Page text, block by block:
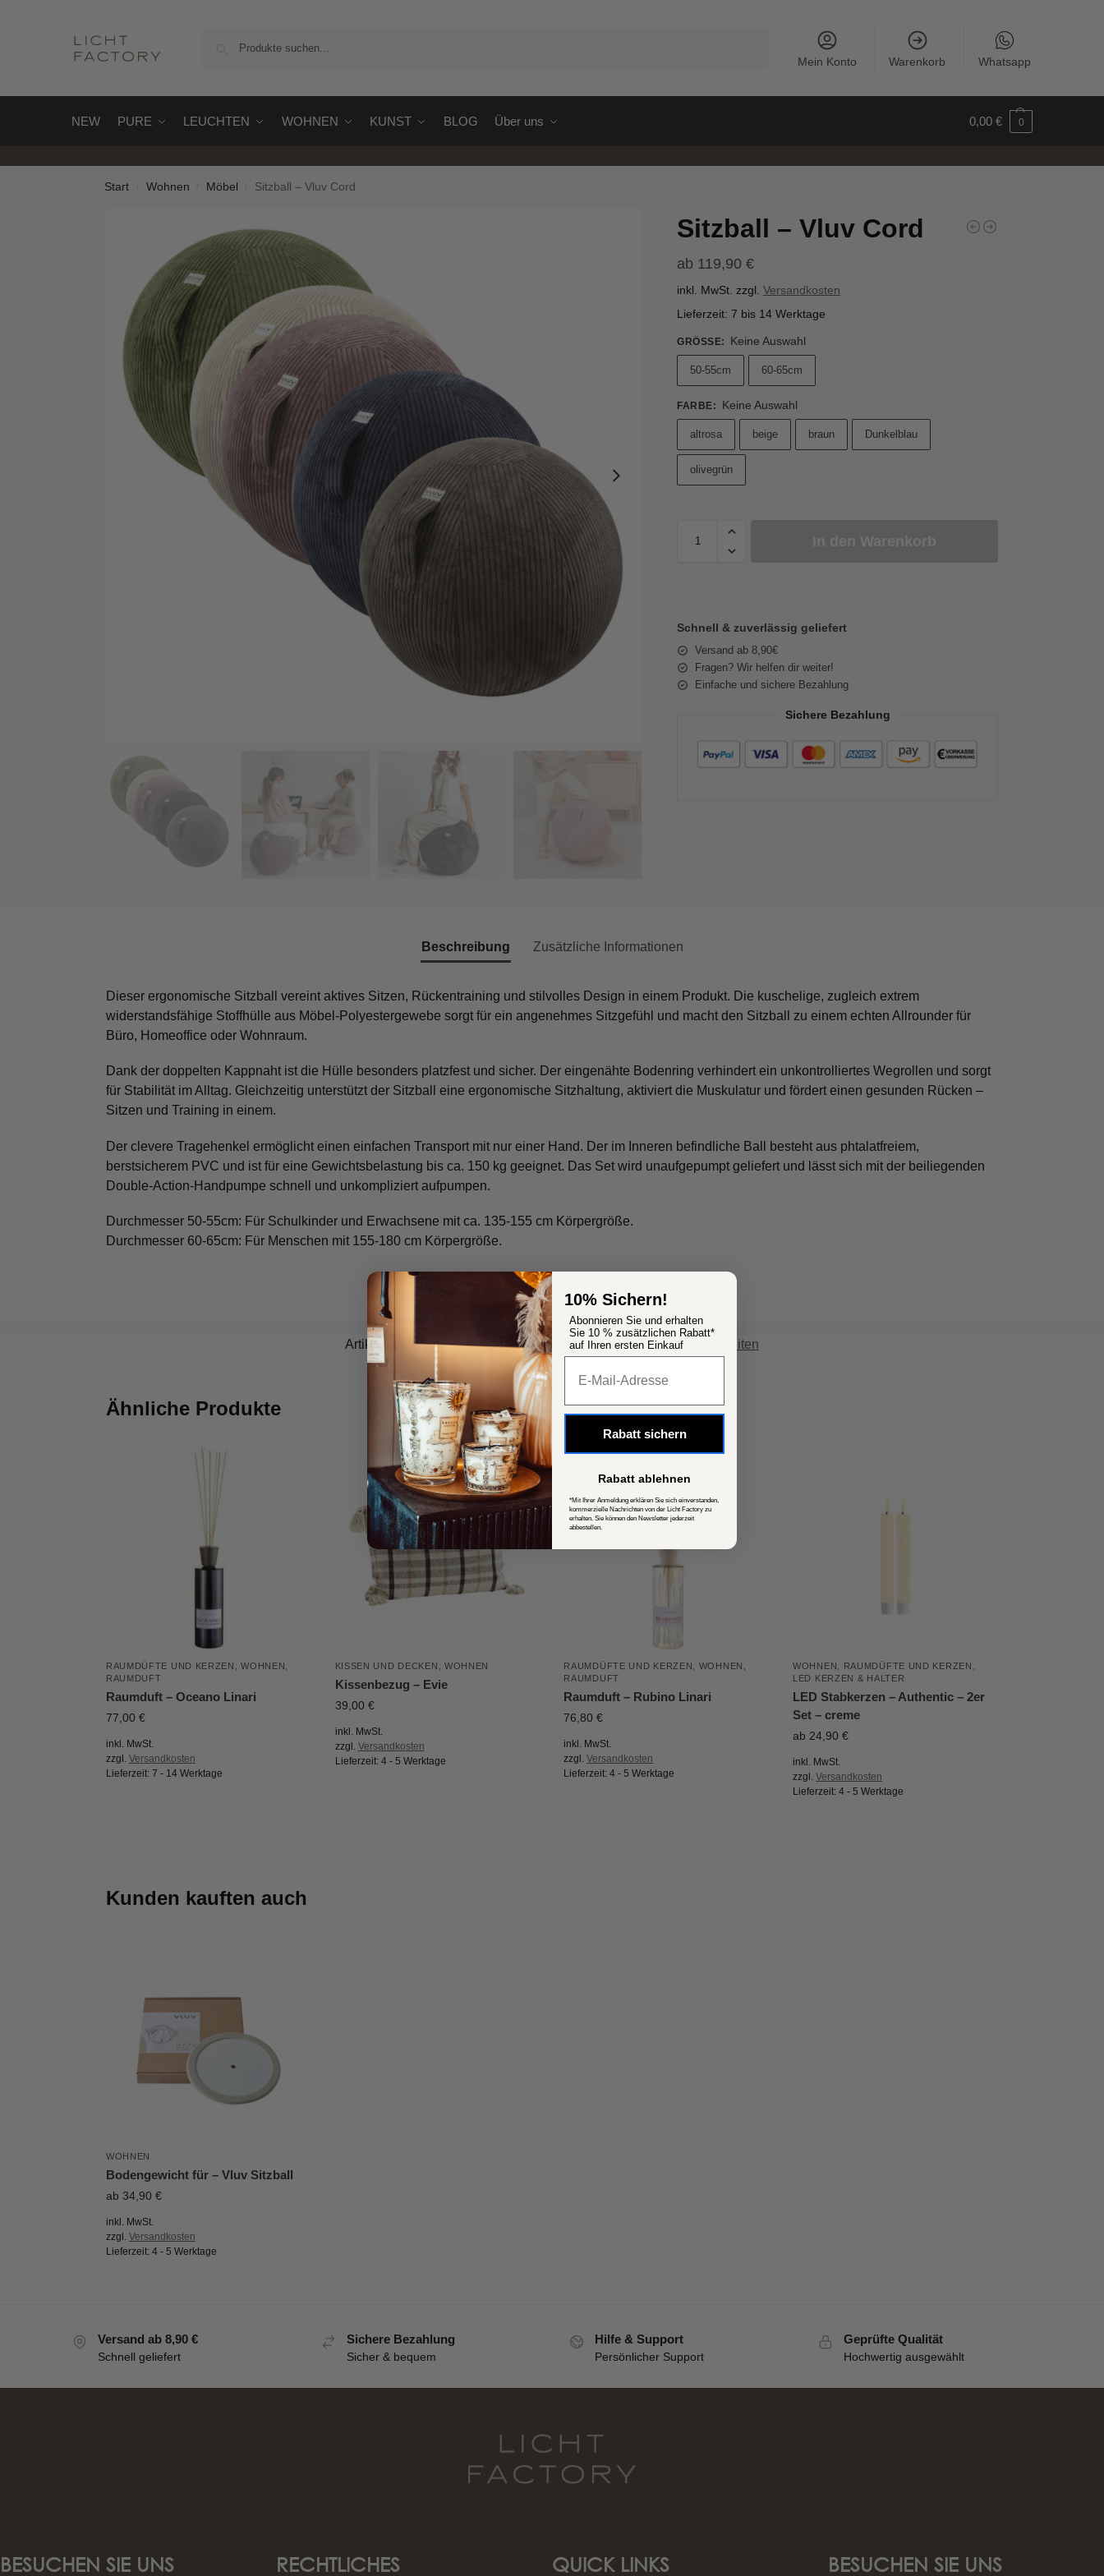
Mein Konto Warenkorb Whatsapp
NEW PURE LEUCHTEN WOHNEN KUNST BLOG Über uns 0,00 € 0
Start Wohnen Möbel Sitzball – Vluv Cord
Sitzball – Vluv Cord
ab 119,90€
inkl. MwSt. zzgl.Versandkosten
Lieferzeit:7 bis 14 Werktage
GRÖSSE : Keine Auswahl
50-55cm 60-65cm
FARBE: Keine Auswahl
altrosa beige braun Dunkelblau
olivegrün
In den Warenkorb
Schnell & zuverlässig geliefert
Versand ab 8,90€
Fragen? Wir helfen dir weiter!
Einfache und sichere Bezahlung
Sichere Bezahlung
Beschreibung Zusätzliche Informationen
Dieser ergonomische Sitzball vereint aktives Sitzen, Rückentraining und stilvolles Design in einem Produkt. Die kuschelige, zugleich extrem
widerstandsfähige Stoffhülle aus Möbel-Polyestergewebe sorgt für ein angenehmes Sitzgefühl und macht den Sitzball zu einem echten Allrounder für
Büro, Homeoffice oder Wohnraum.
Dank der doppelten Kappnaht ist die Hülle besonders platzfest und sicher. Der eingenähte Bodenring verhindert ein unkontrolliertes Wegrollen und sorgt
für Stabilität im Alltag. Gleichzeitig unterstützt der Sitzball eine ergonomische Sitzhaltung, aktiviert die Muskulatur und fördert einen gesunden Rücken –
Sitzen und Training in einem.
Der clevere Tragehenkel ermöglicht einen einfachen Transport mit nur einer Hand. Der im Inneren befindliche Ball besteht aus phtalatfreiem,
berstsicherem PVC und ist für eine Gewichtsbelastung bis ca. 150 kg geeignet. Das Set wird unaufgepumpt geliefert und lässt sich mit der beiliegenden
Double-Action-Handpumpe schnell und unkompliziert aufpumpen.
Durchmesser 50-55cm: Für Schulkinder und Erwachsene mit ca. 135-155 cm Körpergröße.
Durchmesser 60-65cm: Für Menschen mit 155-180 cm Körpergröße.
Artikelnummer: n. v. Kategorien: Wohnen,Möbel ,Sitzgelegenheiten
Ähnliche Produkte
RAUMDÜFTE UND KERZEN ,WOHNEN
RAUMDUFT
Raumduft – Oceano Linari
77,00 €
inkl. MwSt.
zzgl. Versandkosten
Lieferzeit: 7 - 14 Werktage
KISSEN UND DECKEN WOHNEN
Kissenbezug – Evie
39,00 €
inkl. MwSt.
zzgl. Versandkosten
Lieferzeit: 4 - 5 Werktage
RAUMDÜFTE UND KERZEN WOHNEN
RAUMDUFT
Raumduft – Rubino Linari
76,80€
inkl. MwSt.
zzgl.Versandkosten
Lieferzeit:4 - 5 Werktage
WOHNEN RAUMDÜFTE UND KERZEN
LED KERZEN & HALTER
LED Stabkerzen – Authentic – 2er
Set – creme
ab24,90€
inkl. MwSt.
zzgl.Versandkosten
Lieferzeit:4 - 5 Werktage
Kunden kauften auch
WOHNEN
Bodengewicht für – Vluv Sitzball
ab 34,90 €
inkl. MwSt.
zzgl. Versandkosten
Lieferzeit: 4 - 5 Werktage
Versand ab 8,90 €
Schnell geliefert
Sichere Bezahlung
Sicher & bequem
Hilfe & Support
Persönlicher Support
Geprüfte Qualität
Hochwertig ausgewählt
BESUCHEN SIE UNS RECHTLICHES QUICK LINKS BESUCHEN SIE UNS
10% Sichern!
Abonnieren Sie und erhalten
Sie 10 % zusätzlichen Rabatt*
auf Ihren ersten Einkauf
Rabatt sichern
Rabatt ablehnen
*Mit Ihrer Anmeldung erklären Sie sich einverstanden,
kommerzielle Nachrichten von der Licht Factory zu
erhalten. Sie können den Newsletter jederzeit
abbestellen.